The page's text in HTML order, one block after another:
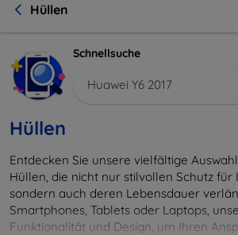
Hüllen
Schnellsuche
Huawei Y6 2017
Hüllen
Entdecken Sie unsere vielfältige
Hüllen, die nicht nur stilvollen Schutz für
sondern auch deren Lebensdauer
Smartphones, Tablets oder Laptops,
Funktionalität und Design, um Ihren